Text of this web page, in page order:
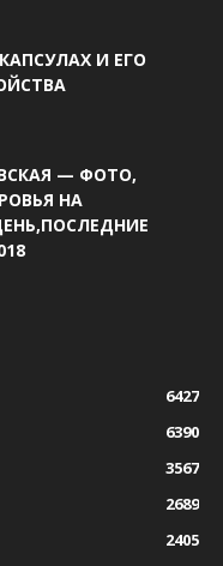
И ЕГО
— ФОТО,
НА
6427
6390
3567
2689
2405